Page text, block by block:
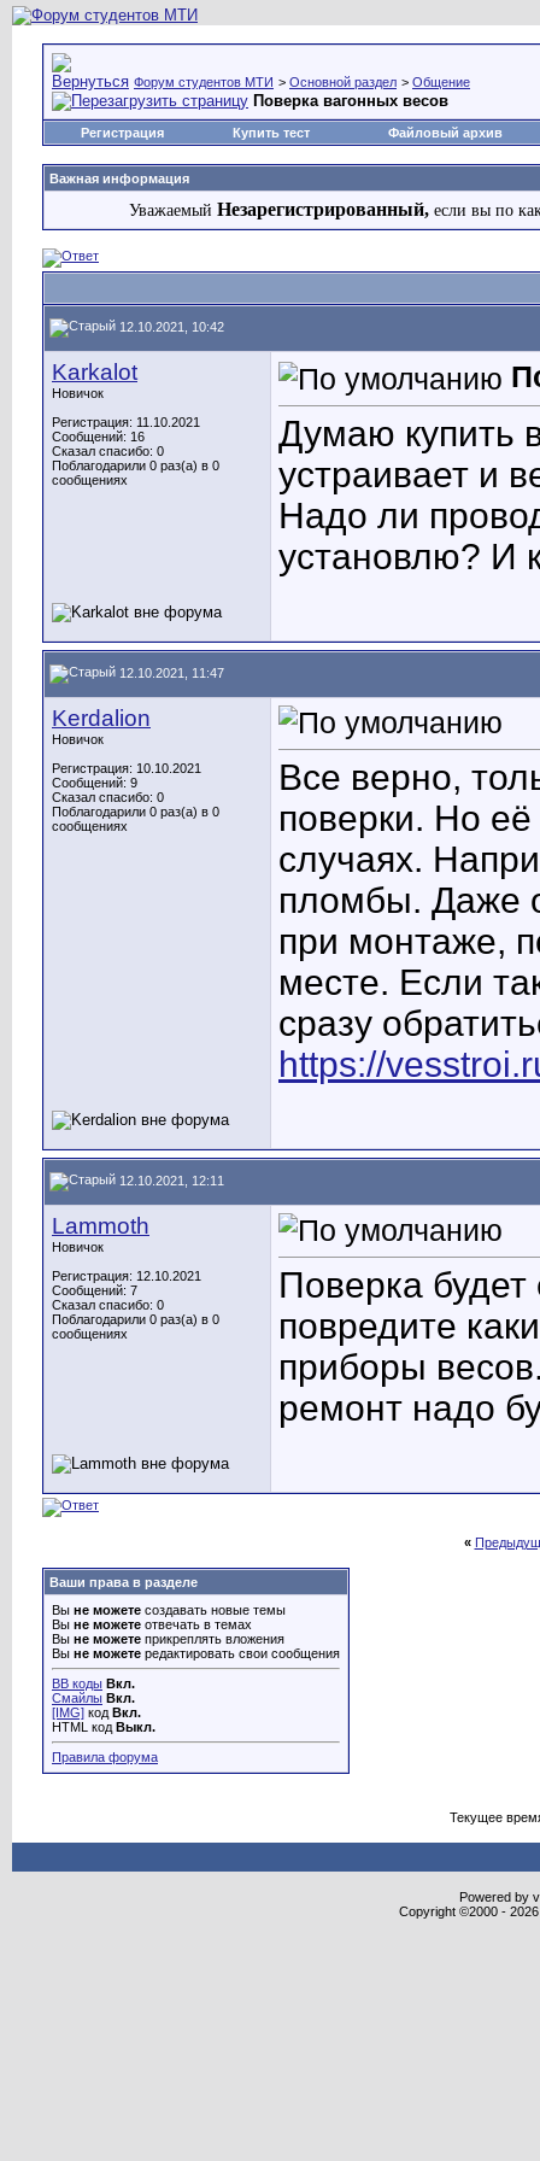
Форум студентов МТИ > Основной раздел > Общение
Поверка вагонных весов
Регистрация Купить тест Файловый архив
Важная информация
Уважаемый Незарегистрированный, если вы по
12.10.2021, 10:42
Karkalot
Новичок
Регистрация: 11.10.2021
Сообщений: 16
Сказал спасибо: 0
Поблагодарили 0 раз(а) в 0
сообщениях
Думаю купить
устраивает и
Надо ли
установлю? И
12.10.2021, 11:47
Kerdalion
Новичок
Регистрация: 10.10.2021
Сообщений: 9
Сказал спасибо: 0
Поблагодарили 0 раз(а) в 0
сообщениях
Все верно,
поверки. Но её
случаях.
пломбы. Даже
при монтаже,
месте. Если
сразу
https://
12.10.2021, 12:11
Lammoth
Новичок
Регистрация: 12.10.2021
Сообщений: 7
Сказал спасибо: 0
Поблагодарили 0 раз(а) в 0
сообщениях
Поверка
повредите
приборы
ремонт надо
«
Ваши права в разделе
Вы не можете создавать новые темы
Вы не можете отвечать в темах
Вы не можете прикреплять вложения
Вы не можете редактировать свои сообщения
BB коды Вкл.
Смайлы Вкл.
[IMG] код Вкл.
HTML код Выкл.
Правила форума
Текущее
Powered by
Copyright ©2000 -